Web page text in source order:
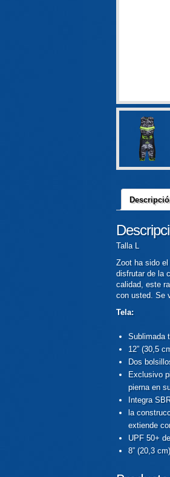
Talla L
Zoot ha sido
disfrutar de la
calidad, este
con usted. Se
Tela:
Sublimada
12” (30,5
Dos
Exclusivo
pierna en
Integra
la
extiende
UPF 50+
8” (20,3